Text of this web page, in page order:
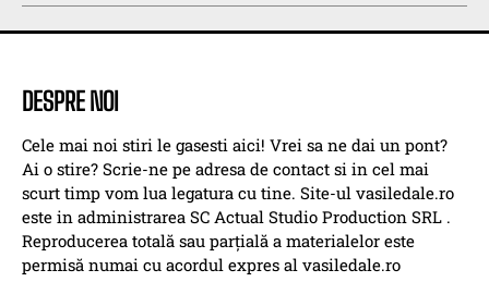
DESPRE NOI
Cele mai noi stiri le gasesti aici! Vrei sa ne dai un pont?
Ai o stire? Scrie-ne pe adresa de contact si in cel mai
scurt timp vom lua legatura cu tine. Site-ul vasiledale.ro
este in administrarea SC Actual Studio Production SRL .
Reproducerea totală sau parțială a materialelor este
permisă numai cu acordul expres al vasiledale.ro